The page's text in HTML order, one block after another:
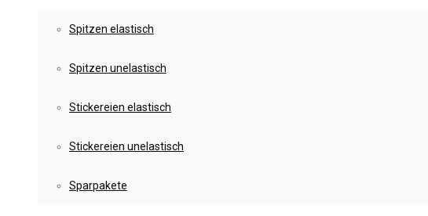
Spitzen elastisch
Spitzen unelastisch
Stickereien elastisch
Stickereien unelastisch
Sparpakete